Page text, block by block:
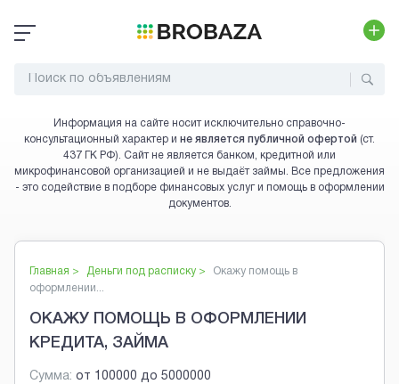
Информация на сайте носит исключительно справочно-
консультационный характер и не является публичной офертой (ст.
437 ГК РФ). Сайт не является банком, кредитной или
микрофинансовой организацией и не выдаёт займы. Все предложения
- это содействие в подборе финансовых услуг и помощь в оформлении
документов.
Главная > Деньги под расписку >
Окажу помощь в
оформлении...
ОКАЖУ ПОМОЩЬ В ОФОРМЛЕНИИ
КРЕДИТА, ЗАЙМА
Сумма: от 100000 до 5000000